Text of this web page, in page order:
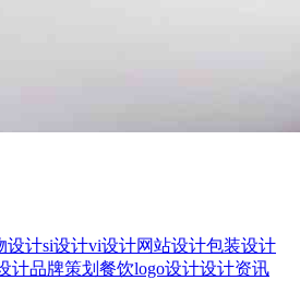
设计si设计vi设计网站设计包装设计
计品牌策划 餐饮logo设计设计资讯